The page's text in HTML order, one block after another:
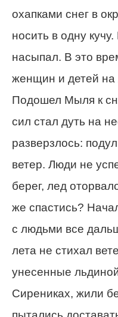
охапками снег в
носить в одну
насыпал. В это
женщин и детей на
Подошел Мыля к
сил стал дуть на
разверзлось:
ветер. Люди не
берег, лед
же спастись?
с людьми все
лета не стихал
унесенные
Сирениках, жили